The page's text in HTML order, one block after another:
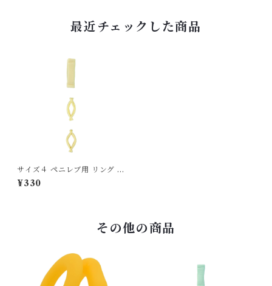
最近チェックした商品
サイズ４ ペニレブ用 リング 交
換用単品 21-22mm
¥330
その他の商品